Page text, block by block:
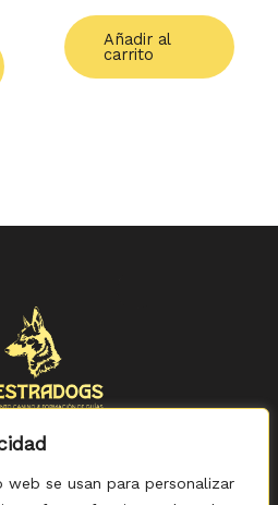
se usan para personalizar
producto
Añadir al
carrito